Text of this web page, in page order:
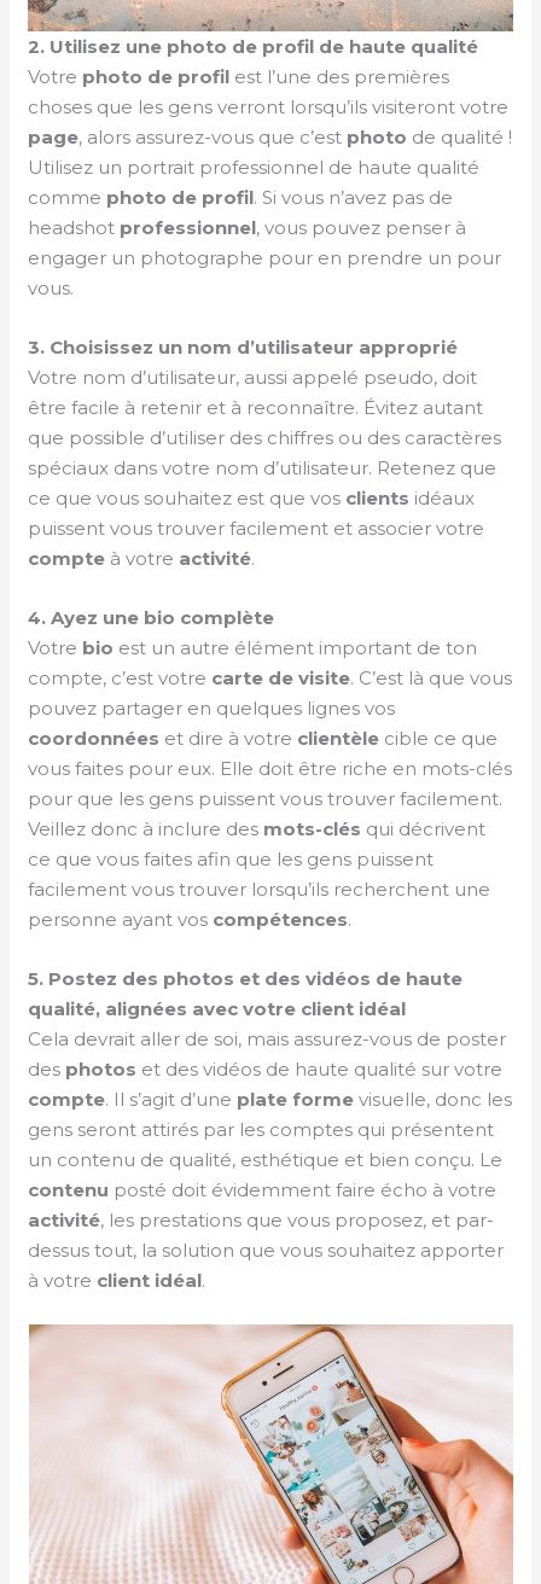
2. Utilisez une photo de profil de haute qualité
Votre photo de profil est l’une des premières
choses que les gens verront lorsqu’ils visiteront votre
page, alors assurez-vous que c’est photo de qualité !
Utilisez un portrait professionnel de haute qualité
comme photo de profil. Si vous n’avez pas de
headshot professionnel, vous pouvez penser à
engager un photographe pour en prendre un pour
vous.
3. Choisissez un nom d’utilisateur approprié
Votre nom d’utilisateur, aussi appelé pseudo, doit
être facile à retenir et à reconnaître. Évitez autant
que possible d’utiliser des chiffres ou des caractères
spéciaux dans votre nom d’utilisateur. Retenez que
ce que vous souhaitez est que vos clients idéaux
puissent vous trouver facilement et associer votre
compte à votre activité.
4. Ayez une bio complète
Votre bio est un autre élément important de ton
compte, c’est votre carte de visite. C’est là que vous
pouvez partager en quelques lignes vos
coordonnées et dire à votre clientèle cible ce que
vous faites pour eux. Elle doit être riche en mots-clés
pour que les gens puissent vous trouver facilement.
Veillez donc à inclure des mots-clés qui décrivent
ce que vous faites afin que les gens puissent
facilement vous trouver lorsqu’ils recherchent une
personne ayant vos compétences.
5. Postez des photos et des vidéos de haute
qualité, alignées avec votre client idéal
Cela devrait aller de soi, mais assurez-vous de poster
des photos et des vidéos de haute qualité sur votre
compte. Il s’agit d’une plate forme visuelle, donc les
gens seront attirés par les comptes qui présentent
un contenu de qualité, esthétique et bien conçu. Le
contenu posté doit évidemment faire écho à votre
activité, les prestations que vous proposez, et par-
dessus tout, la solution que vous souhaitez apporter
à votre client idéal.